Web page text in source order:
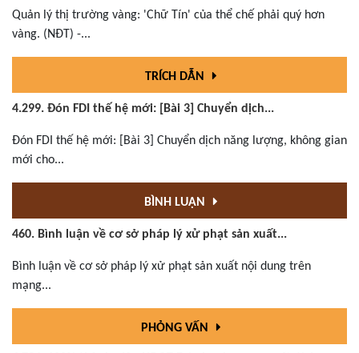
Quản lý thị trường vàng: 'Chữ Tín' của thể chế phải quý hơn
vàng. (NĐT) -...
TRÍCH DẪN
4.299. Đón FDI thế hệ mới: [Bài 3] Chuyển dịch...
Đón FDI thế hệ mới: [Bài 3] Chuyển dịch năng lượng, không gian
mới cho...
BÌNH LUẬN
460. Bình luận về cơ sở pháp lý xử phạt sản xuất...
Bình luận về cơ sở pháp lý xử phạt sản xuất nội dung trên
mạng...
PHỎNG VẤN